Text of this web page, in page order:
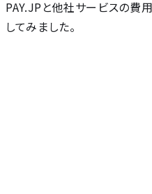
PAY.JPと他社サービスの費
してみました。